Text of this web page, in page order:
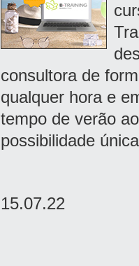
consultora de
qualquer hora e
tempo de verão
possibilidade
15.07.22